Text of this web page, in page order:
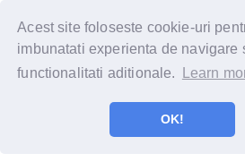
Acest site foloseste cookie-uri
imbunatati experienta de navigare
functionalitati aditionale.
Learn
OK!